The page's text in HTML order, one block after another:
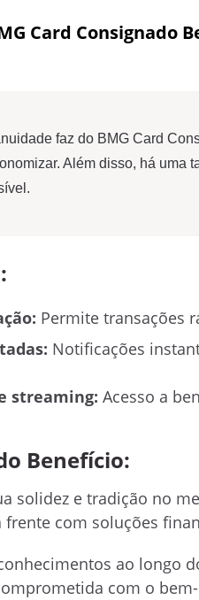
Card Consignado
faz do BMG Card
Além disso, há uma
Permite transações
Notificações
streaming: Acesso a
Benefício:
solidez e tradição no
frente com soluções
ao longo
com o